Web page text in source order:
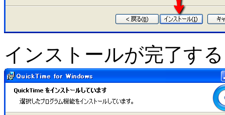
インストールが完了す